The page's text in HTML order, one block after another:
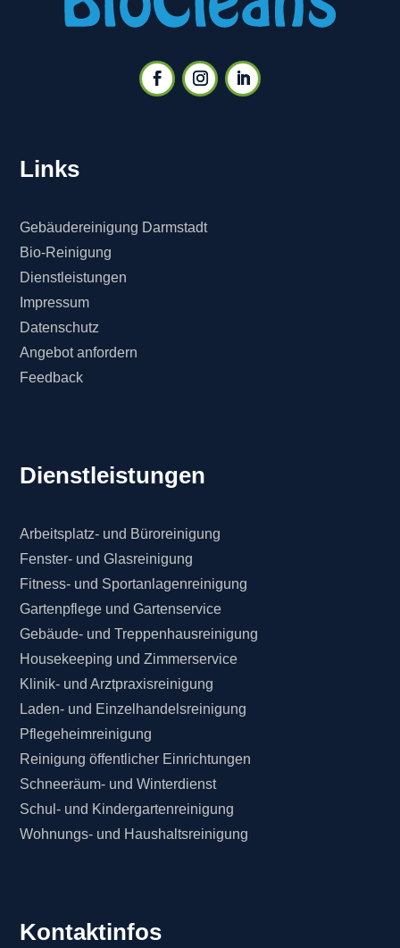
Links
Gebäudereinigung Darmstadt
Bio-Reinigung
Dienstleistungen
Impressum
Datenschutz
Angebot anfordern
Feedback
Dienstleistungen
Arbeitsplatz- und Büroreinigung
Fenster- und Glasreinigung
Fitness- und Sportanlagenreinigung
Gartenpflege und Gartenservice
Gebäude- und Treppenhausreinigung
Housekeeping und Zimmerservice
Klinik- und Arztpraxisreinigung
Laden- und Einzelhandelsreinigung
Pflegeheimreinigung
Reinigung öffentlicher Einrichtungen
Schneeräum- und Winterdienst
Schul- und Kindergartenreinigung
Wohnungs- und Haushaltsreinigung
Kontaktinfos